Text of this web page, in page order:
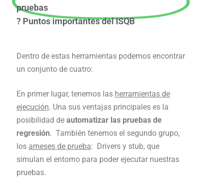
pruebas
? Puntos importantes del ISQB
Dentro de estas herramientas podemos encontrar
un conjunto de cuatro:
En primer lugar, tenemos las herramientas de
ejecución. Una sus ventajas principales es la
posibilidad de automatizar las pruebas de
regresión. También tenemos el segundo grupo,
los arneses de prueba: Drivers y stub, que
simulan el entorno para poder ejecutar nuestras
pruebas.